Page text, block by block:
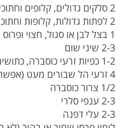
2 סלקים גדולים, קלופים וחתוכים לקוביות
2 לפתות גדולות, קלופות וחתוכות לקוביות
1 בצל לבן או סגול, חצוי ופרוס גס
2-3 שיני שום
1-2 כפיות זרעי כוסברה, כתושים במכתש ועלי
4 זרעי הל שבורים מעט (אפשר להחליף ב 1/2 כפית הל טחון)
1/2 צרור כוסברה
2-3 ענפי סלרי
2-3 עלי דפנה